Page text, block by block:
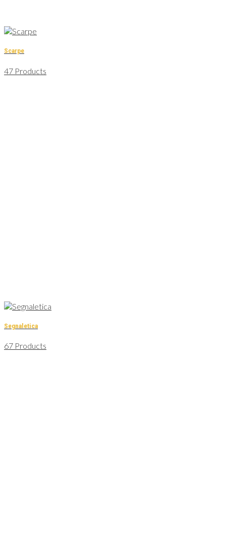
Scarpe
47 Products
Segnaletica
67 Products